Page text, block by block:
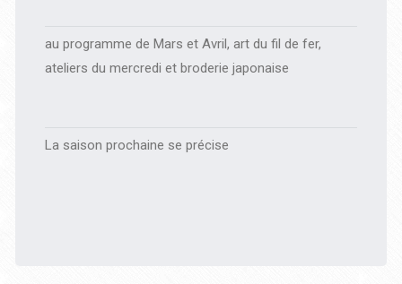
au programme de Mars et Avril, art du fil de fer,
ateliers du mercredi et broderie japonaise
La saison prochaine se précise